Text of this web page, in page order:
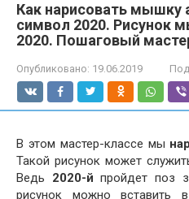
Как нарисовать
символ 2020. Рисунок
2020. Пошаговый
Опубликовано: 19.06.2019
В этом мастер-классе мы
Такой рисунок может
Ведь 2020-й пройдет поз
рисунок можно вставить